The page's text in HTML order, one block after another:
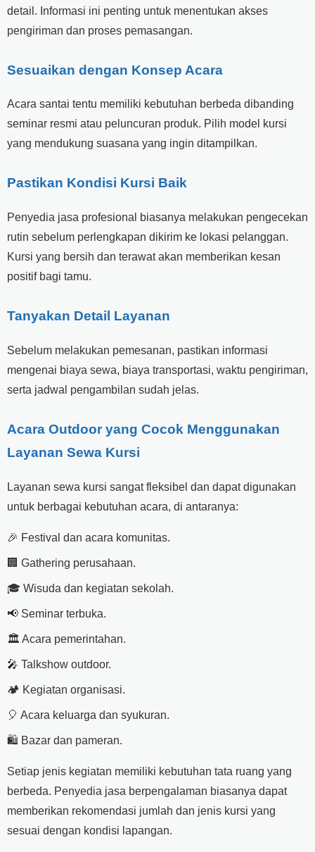
detail. Informasi ini penting untuk menentukan akses
pengiriman dan proses pemasangan.
Sesuaikan dengan Konsep Acara
Acara santai tentu memiliki kebutuhan berbeda dibanding
seminar resmi atau peluncuran produk. Pilih model kursi
yang mendukung suasana yang ingin ditampilkan.
Pastikan Kondisi Kursi Baik
Penyedia jasa profesional biasanya melakukan pengecekan
rutin sebelum perlengkapan dikirim ke lokasi pelanggan.
Kursi yang bersih dan terawat akan memberikan kesan
positif bagi tamu.
Tanyakan Detail Layanan
Sebelum melakukan pemesanan, pastikan informasi
mengenai biaya sewa, biaya transportasi, waktu pengiriman,
serta jadwal pengambilan sudah jelas.
Acara Outdoor yang Cocok Menggunakan
Layanan Sewa Kursi
Layanan sewa kursi sangat fleksibel dan dapat digunakan
untuk berbagai kebutuhan acara, di antaranya:
🎉 Festival dan acara komunitas.
🏢 Gathering perusahaan.
🎓 Wisuda dan kegiatan sekolah.
📢 Seminar terbuka.
🏛️ Acara pemerintahan.
🎤 Talkshow outdoor.
🏕️ Kegiatan organisasi.
🎈 Acara keluarga dan syukuran.
🛍️ Bazar dan pameran.
Setiap jenis kegiatan memiliki kebutuhan tata ruang yang
berbeda. Penyedia jasa berpengalaman biasanya dapat
memberikan rekomendasi jumlah dan jenis kursi yang
sesuai dengan kondisi lapangan.